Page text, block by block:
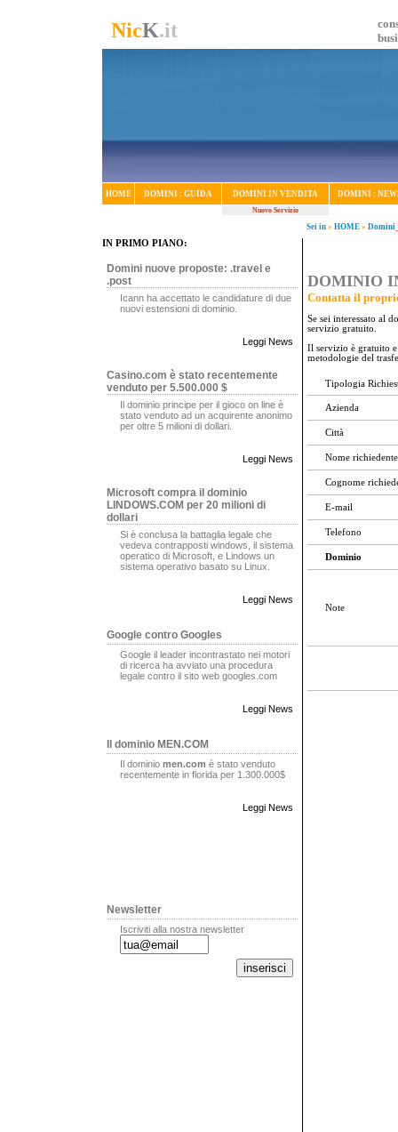
NicK.it
HOME DOMINI : GUIDA DOMINI IN VENDITA DOMINI :
Nuovo Servizio
Sei in » HOME »
IN PRIMO PIANO:
Domini nuove proposte: .travel e
.post
Icann ha accettato le candidature di due
nuovi estensioni di dominio.
Leggi News
Casino.com è stato recentemente
venduto per 5.500.000 $
Il dominio principe per il gioco on line è
stato venduto ad un acquirente anonimo
per oltre 5 milioni di dollari.
Leggi News
Microsoft compra il dominio
LINDOWS.COM per 20 milioni di
dollari
Si è conclusa la battaglia legale che
vedeva contrapposti windows, il sistema
operatico di Microsoft, e Lindows un
sistema operativo basato su Linux.
Leggi News
Google contro Googles
Google il leader incontrastato nei motori
di ricerca ha avviato una procedura
legale contro il sito web googles.com
Leggi News
Il dominio MEN.COM
Il dominio men.com è stato venduto
recentemente in florida per 1.300.000$
Leggi News
Newsletter
Iscriviti alla nostra newsletter
DOMINIO
Contatta il
Se sei interessato al
servizio gratuito.
Il servizio è gratuito
metodologie del
Tipologia
Azienda
Città
Nome richiedente
Cognome
E-mail
Telefono
Dominio
Note